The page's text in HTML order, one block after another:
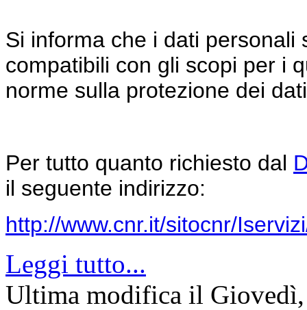
Si informa che i dati personali
compatibili con gli scopi per i
norme sulla protezione dei
Per tutto quanto richiesto dal
il seguente indirizzo:
http://www.cnr.it/sitocnr/
Leggi tutto...
Ultima modifica il